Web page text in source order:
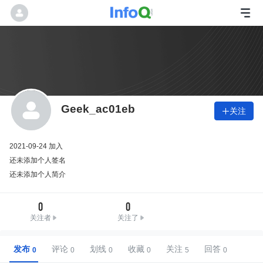
Geek_ac01eb 关注
2021-09-24 加入
还未添加个人签名
还未添加个人简介
0
关注者
0
关注了
发布 评论 划线 收藏 关注 回答